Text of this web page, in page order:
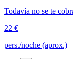
Todavía no se te
22 €
pers./noche (aprox.)